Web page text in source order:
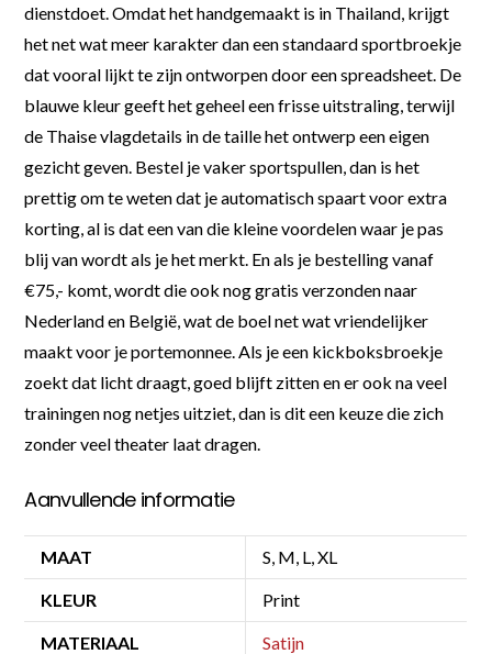
dienstdoet. Omdat het handgemaakt is in Thailand, krijgt
het net wat meer karakter dan een standaard sportbroekje
dat vooral lijkt te zijn ontworpen door een spreadsheet. De
blauwe kleur geeft het geheel een frisse uitstraling, terwijl
de Thaise vlagdetails in de taille het ontwerp een eigen
gezicht geven. Bestel je vaker sportspullen, dan is het
prettig om te weten dat je automatisch spaart voor extra
korting, al is dat een van die kleine voordelen waar je pas
blij van wordt als je het merkt. En als je bestelling vanaf
€75,- komt, wordt die ook nog gratis verzonden naar
Nederland en België, wat de boel net wat vriendelijker
maakt voor je portemonnee. Als je een kickboksbroekje
zoekt dat licht draagt, goed blijft zitten en er ook na veel
trainingen nog netjes uitziet, dan is dit een keuze die zich
zonder veel theater laat dragen.
Aanvullende informatie
MAAT S, M, L, XL
KLEUR Print
MATERIAAL Satijn